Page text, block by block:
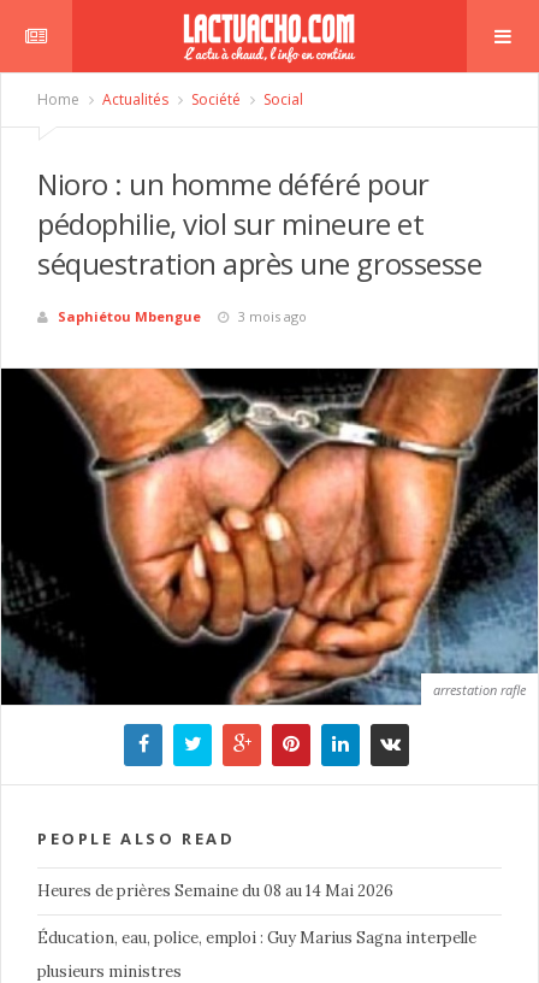
Home Actualités Société Social
Nioro : un homme déféré pour
pédophilie, viol sur mineure et
séquestration après une grossesse
Saphiétou Mbengue 3 mois ago
arrestation rafle
PEOPLE ALSO READ
Heures de prières Semaine du 08 au 14 Mai 2026
Éducation, eau, police, emploi : Guy Marius Sagna interpelle
plusieurs ministres